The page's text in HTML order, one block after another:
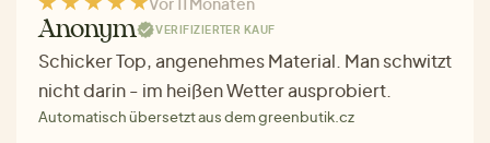
Anonym VERIFIZIERTER KAUF
Schicker Top, angenehmes Material. Man schwitzt
nicht darin - im heißen Wetter ausprobiert.
Automatisch übersetzt aus dem greenbutik.cz